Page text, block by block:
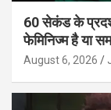
60 सेकंड के
फेमिनिज्म है या
August 6, 2026